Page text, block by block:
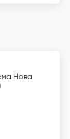
Нова